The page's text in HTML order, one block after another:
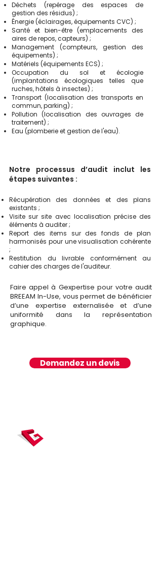
Déchets (repérage des espaces de
gestion des résidus) ;
Énergie (éclairages, équipements CVC) ;
Santé et bien-être (emplacements des
aires de repos, capteurs) ;
Management (compteurs, gestion des
équipements) ;
Matériels (équipements ECS) ;
Occupation du sol et écologie
(implantations écologiques telles que
ruches, hôtels à insectes) ;
Transport (localisation des transports en
commun, parking) ;
Pollution (localisation des ouvrages de
traitement) ;
Eau (plomberie et gestion de l'eau).
​​Notre processus d’audit inclut les
étapes suivantes :
Récupération des données et des plans
existants ;
Visite sur site avec localisation précise des
éléments à auditer ;
Report des items sur des fonds de plan
harmonisés pour une visualisation cohérente
;
Restitution du livrable conformément au
cahier des charges de l'auditeur.
​​Faire appel à Gexpertise pour votre audit
BREEAM In-Use, vous permet de bénéficier
d’une expertise externalisée et d’une
uniformité dans la représentation
graphique.
Demandez un devis